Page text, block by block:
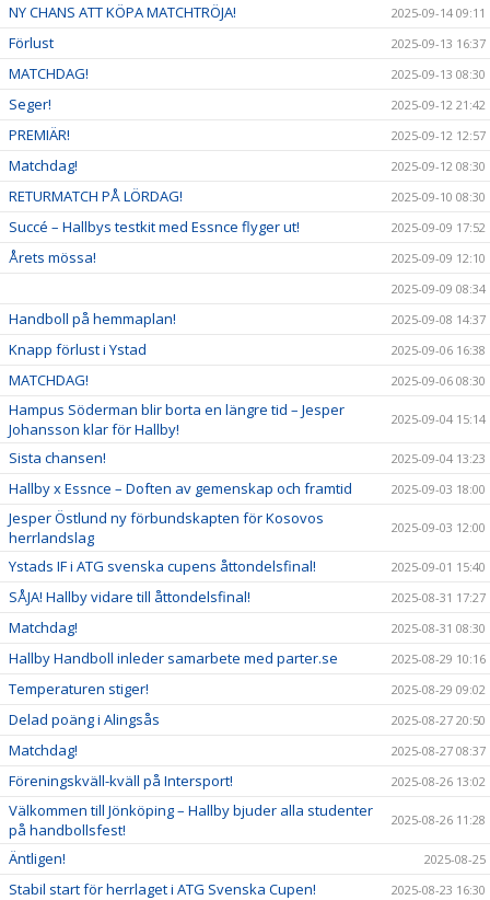
NY CHANS ATT KÖPA MATCHTRÖJA! 2025-09-14 09:11
Förlust 2025-09-13 16:37
MATCHDAG! 2025-09-13 08:30
Seger! 2025-09-12 21:42
PREMIÄR! 2025-09-12 12:57
Matchdag! 2025-09-12 08:30
RETURMATCH PÅ LÖRDAG! 2025-09-10 08:30
Succé – Hallbys testkit med Essnce flyger ut! 2025-09-09 17:52
Årets mössa!
2025-09-09 12:10
2025-09-09 08:34
Handboll på hemmaplan! 2025-09-08 14:37
Knapp förlust i Ystad 2025-09-06 16:38
MATCHDAG! 2025-09-06 08:30
Hampus Söderman blir borta en längre tid – Jesper
Johansson klar för Hallby!
2025-09-04 15:14
Sista chansen! 2025-09-04 13:23
Hallby x Essnce – Doften av gemenskap och framtid 2025-09-03 18:00
Jesper Östlund ny förbundskapten för Kosovos
herrlandslag
2025-09-03 12:00
Ystads IF i ATG svenska cupens åttondelsfinal! 2025-09-01 15:40
SÅJA! Hallby vidare till åttondelsfinal! 2025-08-31 17:27
Matchdag! 2025-08-31 08:30
Hallby Handboll inleder samarbete med parter.se 2025-08-29 10:16
Temperaturen stiger! 2025-08-29 09:02
Delad poäng i Alingsås 2025-08-27 20:50
Matchdag! 2025-08-27 08:37
Föreningskväll-kväll på Intersport! 2025-08-26 13:02
Välkommen till Jönköping – Hallby bjuder alla studenter
på handbollsfest!
2025-08-26 11:28
Äntligen! 2025-08-25
Stabil start för herrlaget i ATG Svenska Cupen! 2025-08-23 16:30